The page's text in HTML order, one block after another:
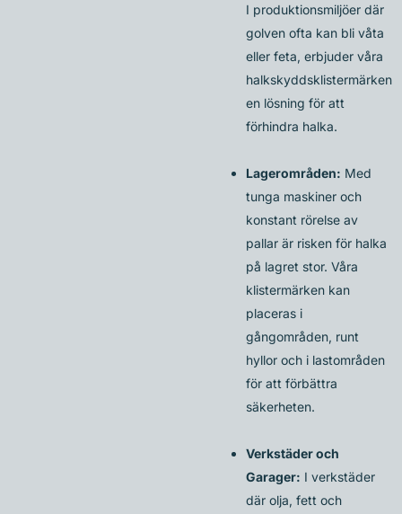
I produktionsmiljöer där
golven ofta kan bli våta
eller feta, erbjuder våra
halkskyddsklistermärken
en lösning för att
förhindra halka.
Lagerområden: Med
tunga maskiner och
konstant rörelse av
pallar är risken för halka
på lagret stor. Våra
klistermärken kan
placeras i
gångområden, runt
hyllor och i lastområden
för att förbättra
säkerheten.
Verkstäder och
Garager: I verkstäder
där olja, fett och